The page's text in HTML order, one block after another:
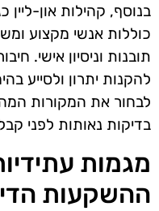
בנוסף, קהילות און-ליין
כוללות אנשי מקצוע
תובנות וניסיון אישי.
להקנות יתרון ולסייע
לבחור את המקורות
בדיקות נאותות לפני
מגמות
ההשקעות